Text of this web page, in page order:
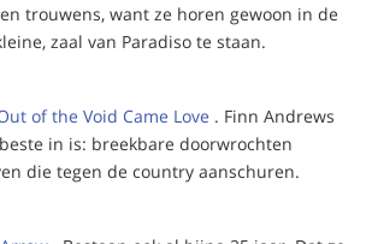
trouwens, want ze horen gewoon in de
zaal van Paradiso te staan.
of the Void Came Love . Finn Andrews
in is: breekbare doorwrochten
die tegen de country aanschuren.